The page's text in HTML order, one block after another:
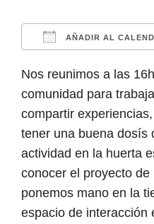
AÑADIR AL
Descargar ICS
Nos reunimos a las
comunidad para
compartir
tener una buena
actividad en la huerta
conocer el proyecto
ponemos mano en la
espacio de interacción